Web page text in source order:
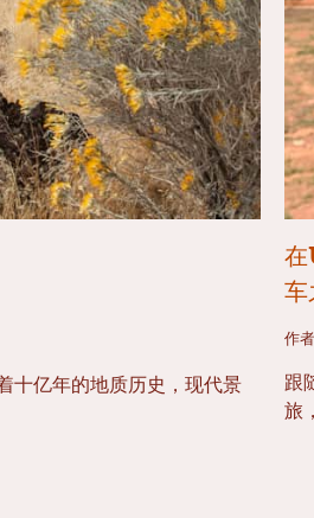
十亿年的地质历史，现代景
车
作
跟
旅